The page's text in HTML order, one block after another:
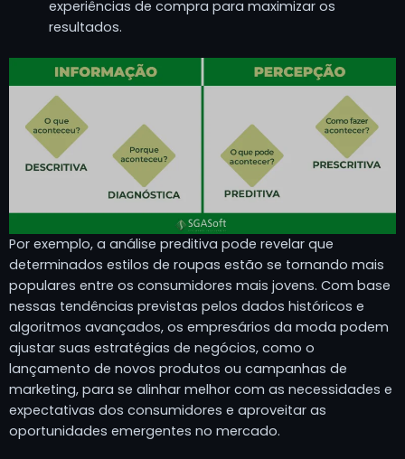
experiências de compra para maximizar os
resultados.
Por exemplo, a análise preditiva pode revelar que
determinados estilos de roupas estão se tornando mais
populares entre os consumidores mais jovens. Com base
nessas tendências previstas pelos dados históricos e
algoritmos avançados, os empresários da moda podem
ajustar suas estratégias de negócios, como o
lançamento de novos produtos ou campanhas de
marketing, para se alinhar melhor com as necessidades e
expectativas dos consumidores e aproveitar as
oportunidades emergentes no mercado.